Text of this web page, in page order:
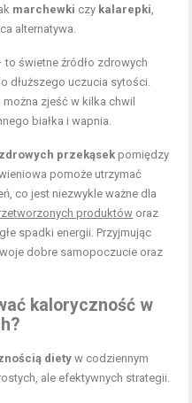
marchewki czy kalarepki
alternatywa.
to świetne źródło zdrowych
dłuższego uczucia sytości.
można zjeść w kilka chwil
białka i wapnia.
przekąsek pomiędzy
pomoże utrzymać
co jest niezwykle ważne dla
produktów oraz
spadki energii. Przyjmując
dobre samopoczucie oraz
kaloryczność w
diety w codziennym
ale efektywnych strategii.